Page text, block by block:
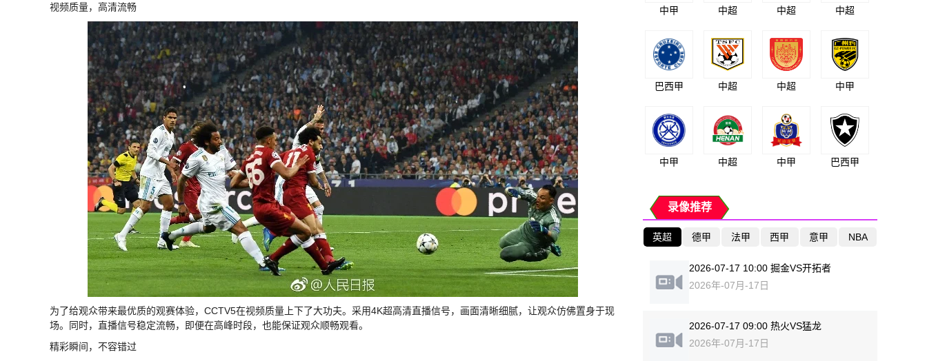
视频质量，高清流畅
为了给观众带来最优质的观赛体验，CCTV5在视频质量上下了大功夫。采用4K超高清直播信号，画面清晰细腻，让观众仿佛置身于现
场。同时，直播信号稳定流畅，即便在高峰时段，也能保证观众顺畅观看。
精彩瞬间，不容错过
中甲 中超 中超 中超
巴西甲 中超 中超 中甲
中甲 中超 中甲 巴西甲
录像推荐
英超 德甲 法甲 西甲 意甲 NBA
2026-07-17 10:00 掘金VS开拓者
2026年-07月-17日
2026-07-17 09:00 热火VS猛龙
2026年-07月-17日